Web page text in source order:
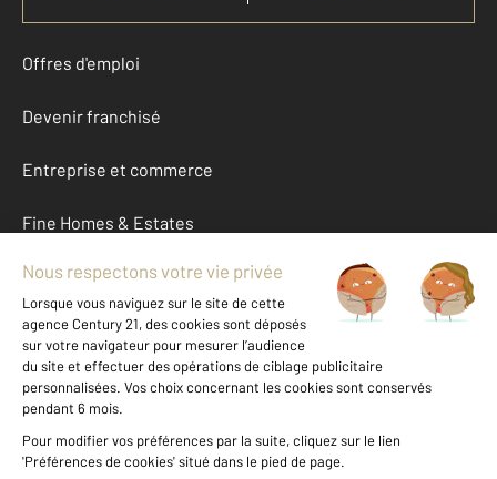
Offres d'emploi
Devenir franchisé
Entreprise et commerce
Fine Homes & Estates
À propos
International
Nous contacter